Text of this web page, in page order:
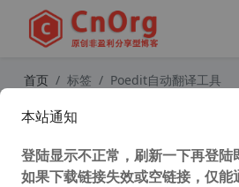
首页 标签 Poedit自动翻译工具
具
本站通知
登陆显示不正常，刷新一下再登陆
如果下载链接失效或空链接，仅